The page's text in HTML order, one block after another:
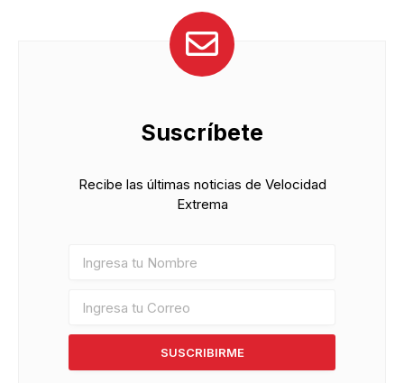
Suscríbete
Recibe las últimas noticias de Velocidad
Extrema
SUSCRIBIRME